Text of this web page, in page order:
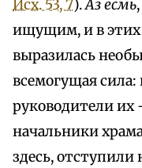
Исх. 53, 7).Аз есмь
ищущим, и в этих
выразилась
всемогущая
руководители
начальники
здесь, отступили